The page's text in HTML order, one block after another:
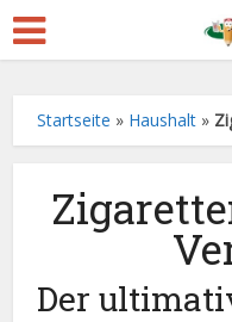
Startseite » Haushalt »
Der